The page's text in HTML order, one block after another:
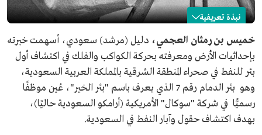
نبذة تعريفية
خميس بن رمثان
الاسم
خميس بن رمثان.
المجال المهني
دليل (مرشد) سعودي.
مناصب
عُين موظفًا رسميًّا في شركة أرامكو.
إلانجازات
أسهمت خبرته بإحداثيات الأرض ومعرفته بحركة الكواكب
خميس بن رمثان العجمي، دليل (مرشد) سعودي، أسهمت خبرته
بإحداثيات الأرض ومعرفته بحركة الكواكب والفلك في اكتشاف أول
بئر للنفط في صحراء المنطقة الشرقية بالمملكة العربية السعودية،
وهو بئر الدمام رقم 7 الذي يعرف باسم "بئر الخير"، عُين موظفًا
رسميًّا في شركة "سوكال" الأمريكية (أرامكو السعودية حاليًا)،
بهدف اكتشاف حقول وآبار النفط في السعودية.